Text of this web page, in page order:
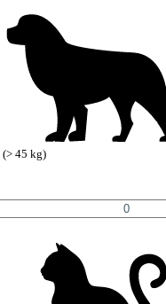
(> 45 kg)